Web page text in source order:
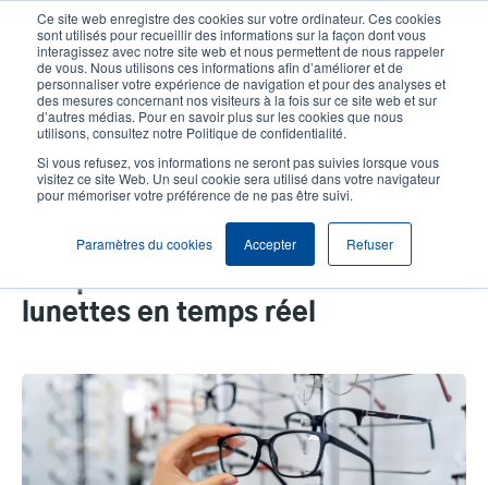
Ce site web enregistre des cookies sur votre ordinateur. Ces cookies
sont utilisés pour recueillir des informations sur la façon dont vous
interagissez avec notre site web et nous permettent de nous rappeler
de vous. Nous utilisons ces informations afin d’améliorer et de
personnaliser votre expérience de navigation et pour des analyses et
des mesures concernant nos visiteurs à la fois sur ce site web et sur
d’autres médias. Pour en savoir plus sur les cookies que nous
utilisons, consultez notre Politique de confidentialité.
Si vous refusez, vos informations ne seront pas suivies lorsque vous
visitez ce site Web. Un seul cookie sera utilisé dans votre navigateur
pour mémoriser votre préférence de ne pas être suivi.
Paramètres du cookies Accepter Refuser
contenu
principal
User
account
menu
User
Header
Sélection Produits Contact Commercial
La solution de gestion des stocks
basée sur le Cloud de WaveRFID
permet aux opticiens d’avoir une
vue précise de leur stock de
lunettes en temps réel